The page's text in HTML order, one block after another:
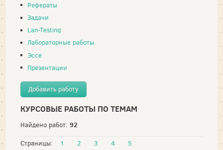
Рефераты
Задачи
Lan-Testing
Лабораторные работы
Эссе
Презентации
Добавить работу
КУРСОВЫЕ РАБОТЫ ПО ТЕМАМ
Найдено работ: 92
Страницы: 1 2 3 4 5